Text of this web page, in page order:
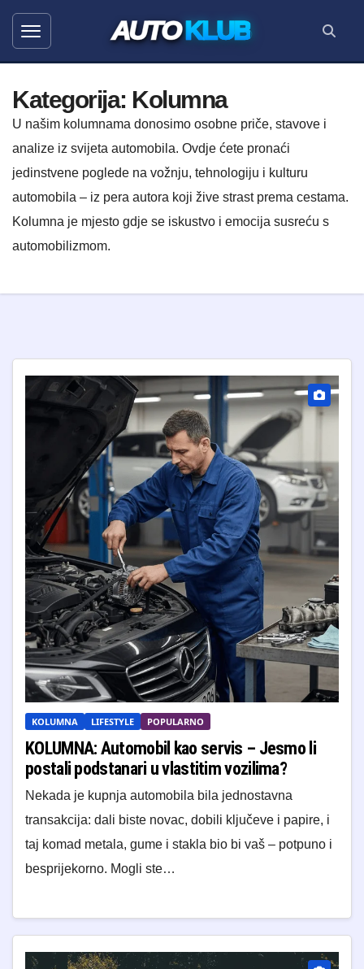
AUTOKLUB
Kategorija: Kolumna
U našim kolumnama donosimo osobne priče, stavove i
analize iz svijeta automobila. Ovdje ćete pronaći
jedinstvene poglede na vožnju, tehnologiju i kulturu
automobila – iz pera autora koji žive strast prema cestama.
Kolumna je mjesto gdje se iskustvo i emocija susreću s
automobilizmom.
KOLUMNA LIFESTYLE POPULARNO
KOLUMNA: Automobil kao servis – Jesmo li
postali podstanari u vlastitim vozilima?
​Nekada je kupnja automobila bila jednostavna
transakcija: dali biste novac, dobili ključeve i papire, i
taj komad metala, gume i stakla bio bi vaš – potpuno i
besprijekorno. Mogli ste…